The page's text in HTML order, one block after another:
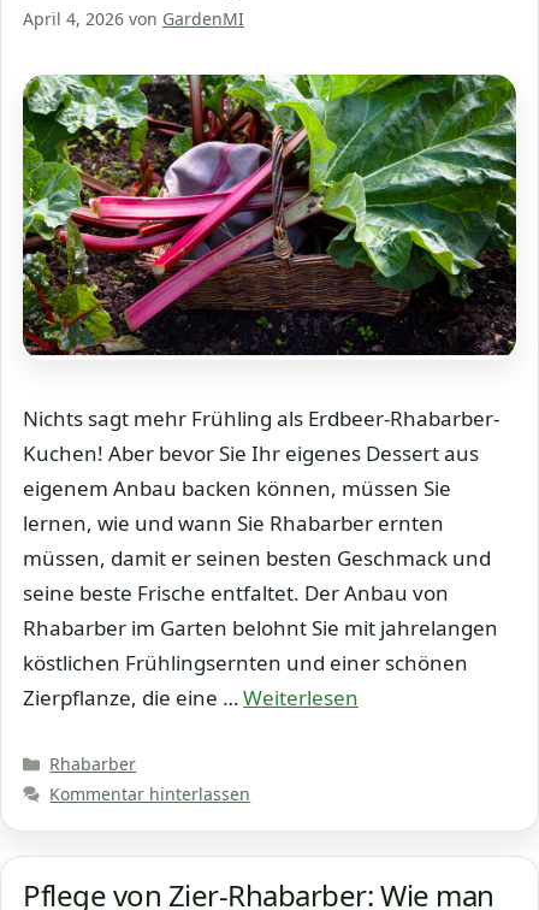
April 4, 2026 von GardenMI
Nichts sagt mehr Frühling als Erdbeer-Rhabarber-
Kuchen! Aber bevor Sie Ihr eigenes Dessert aus
eigenem Anbau backen können, müssen Sie
lernen, wie und wann Sie Rhabarber ernten
müssen, damit er seinen besten Geschmack und
seine beste Frische entfaltet. Der Anbau von
Rhabarber im Garten belohnt Sie mit jahrelangen
köstlichen Frühlingsernten und einer schönen
Zierpflanze, die eine …Weiterlesen
Kategorien
Rhabarber
Kommentar hinterlassen
Pflege von Zier-Rhabarber: Wie man